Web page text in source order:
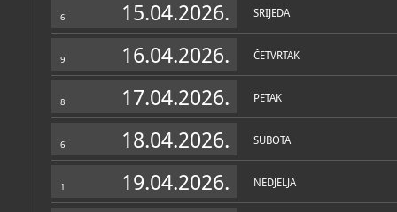
6 15.04.2026. SRIJEDA
9 16.04.2026. ČETVRTAK
8 17.04.2026. PETAK
6 18.04.2026. SUBOTA
1 19.04.2026. NEDJELJA
Povremeno se
hrvatskog kazališta